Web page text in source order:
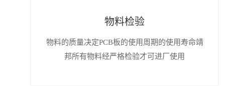
物料检验
物料的质量决定PCB板的使用周期的使用寿命靖
邦所有物料经严格检验才可进厂使用